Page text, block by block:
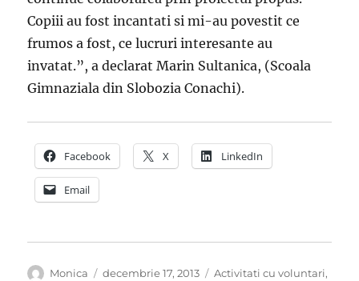
Copiii au fost incantati si mi-au povestit ce
frumos a fost, ce lucruri interesante au
invatat.”, a declarat Marin Sultanica, (Scoala
Gimnaziala din Slobozia Conachi).
Facebook X LinkedIn
Email
Autor
Monica
Publicat
decembrie 17, 2013 Categorii
Activitati cu voluntari,